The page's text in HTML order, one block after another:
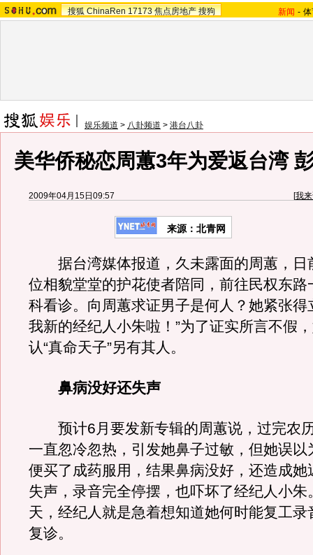
搜狐 ChinaRen 17173 焦点房地产 搜狗 新闻 -
娱乐频道 > 八卦频道 > 港台八卦
美华侨秘恋周蕙3年为爱返台湾
2009年04月15日09:57 [我
来源： 北青网
据台湾媒体报道，久未露面的周蕙，日
位相貌堂堂的护花使者陪同，前往民权东路
科看诊。向周蕙求证男子是何人？她紧张得
我新的经纪人小朱啦！”为了证实所言不假
认“真命天子”另有其人。
鼻病没好还失声
预计6月要发新专辑的周蕙说，过完农
一直忽冷忽热，引发她鼻子过敏，但她误以
便买了成药服用，结果鼻病没好，还造成她
失声，录音完全停摆，也吓坏了经纪人小朱
天，经纪人就是急着想知道她何时能复工录
复诊。